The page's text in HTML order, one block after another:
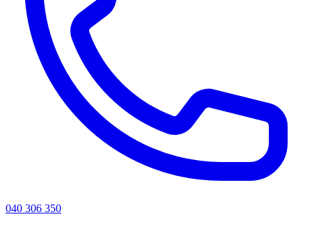
040 306 350